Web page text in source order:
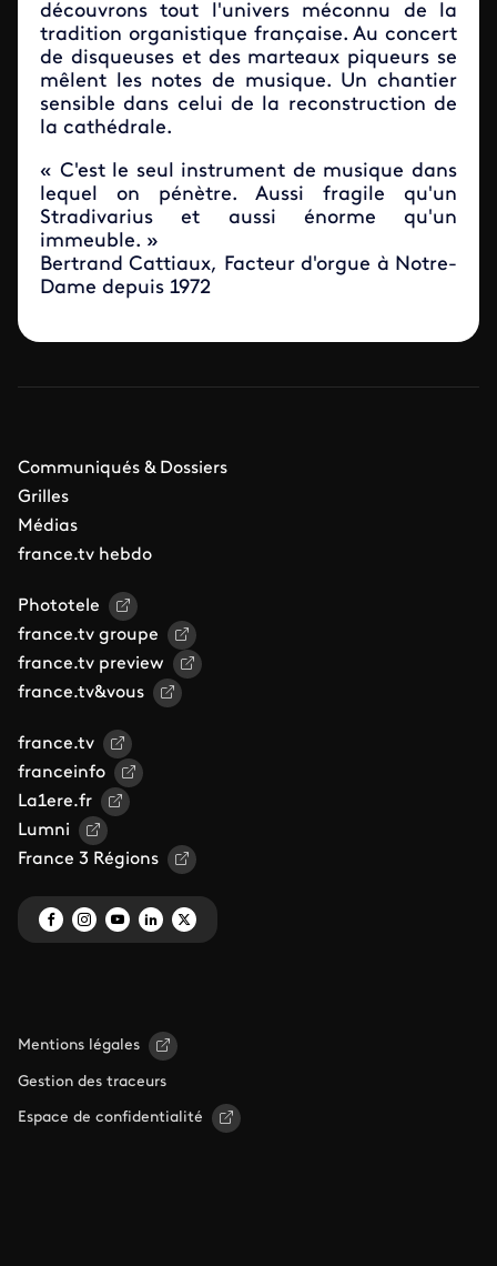
découvrons tout l'univers méconnu de la
tradition organistique française. Au concert
de disqueuses et des marteaux piqueurs se
mêlent les notes de musique. Un chantier
sensible dans celui de la reconstruction de
la cathédrale.
« C'est le seul instrument de musique dans
lequel on pénètre. Aussi fragile qu'un
Stradivarius et aussi énorme qu'un
immeuble. »
Bertrand Cattiaux, Facteur d'orgue à Notre-
Dame depuis 1972
Communiqués & Dossiers
Grilles
Médias
france.tv hebdo
Phototele
france.tv groupe
france.tv preview
france.tv&vous
france.tv
franceinfo
La1ere.fr
Lumni
France 3 Régions
Mentions légales
Gestion des traceurs
Espace de confidentialité